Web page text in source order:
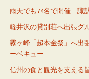
雨天でも74名で開催｜諏
軽井沢の貸別荘へ出張グ
霧ヶ峰「超本金祭」へ出
ーベキュー
信州の食と観光を支える